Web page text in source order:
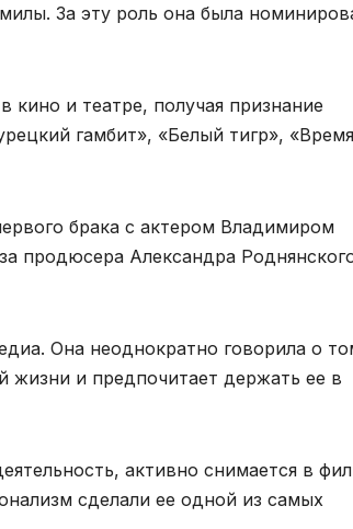
За эту роль она была
кино и театре, получая признание
гамбит», «Белый тигр», «Время
брака с актером Владимиром
продюсера Александра
Она неоднократно говорила о
жизни и предпочитает держать ее в
активно снимается в
сделали ее одной из самых